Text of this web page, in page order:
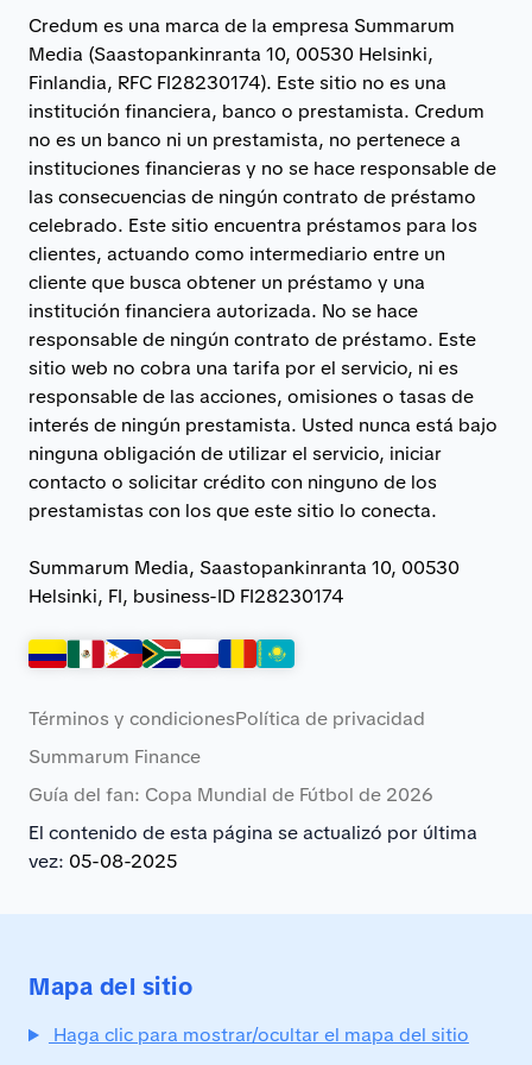
Credum es una marca de la empresa Summarum
Media (Saastopankinranta 10, 00530 Helsinki,
Finlandia, RFC FI28230174). Este sitio no es una
institución financiera, banco o prestamista. Credum
no es un banco ni un prestamista, no pertenece a
instituciones financieras y no se hace responsable de
las consecuencias de ningún contrato de préstamo
celebrado. Este sitio encuentra préstamos para los
clientes, actuando como intermediario entre un
cliente que busca obtener un préstamo y una
institución financiera autorizada. No se hace
responsable de ningún contrato de préstamo. Este
sitio web no cobra una tarifa por el servicio, ni es
responsable de las acciones, omisiones o tasas de
interés de ningún prestamista. Usted nunca está bajo
ninguna obligación de utilizar el servicio, iniciar
contacto o solicitar crédito con ninguno de los
prestamistas con los que este sitio lo conecta.
Summarum Media, Saastopankinranta 10, 00530
Helsinki, FI, business-ID FI28230174
Términos y condicionesPolítica de privacidad
Summarum Finance
Guía del fan: Copa Mundial de Fútbol de 2026
El contenido de esta página se actualizó por última
vez: 05-08-2025
Mapa del sitio
Haga clic para mostrar/ocultar el mapa del sitio